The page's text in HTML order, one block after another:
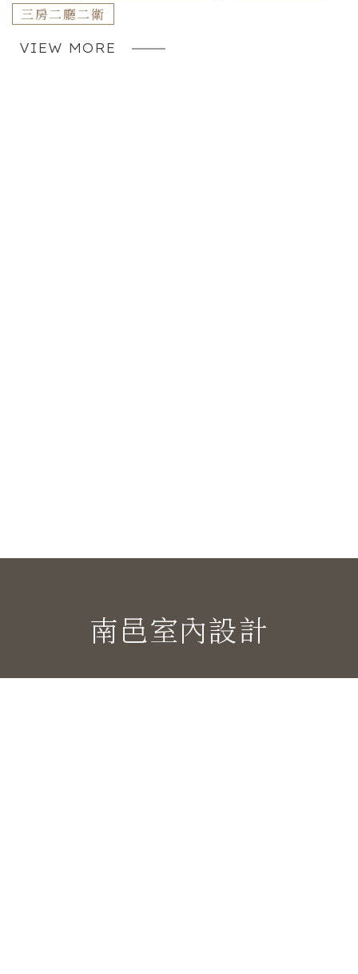
三房二廳二衛
VIEW MORE
南邑室內設計